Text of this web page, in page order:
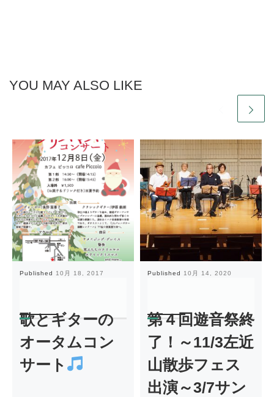
YOU MAY ALSO LIKE
Published 10月 18, 2017
歌とギターの
オータムコン
サート
Published 10月 14, 2020
第４回遊音祭終
了！～11/3左近
山散歩フェス
出演～3/7サン